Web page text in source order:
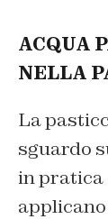
ACQUA
NELLA
La
sguardo
in pratica